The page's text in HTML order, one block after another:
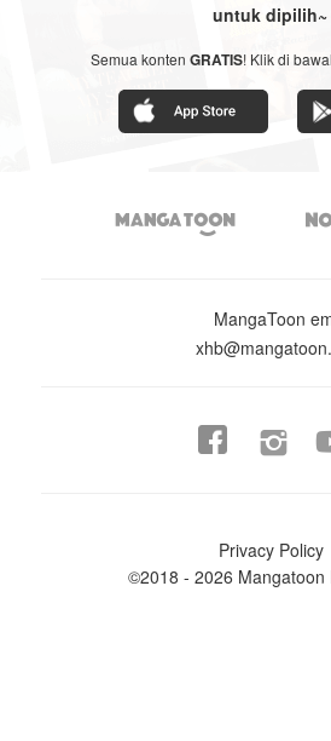
untuk dipilih~
Semua konten GRATIS! Klik di

MangaToon

Privacy Policy
©2018 - 2026 Mangatoon